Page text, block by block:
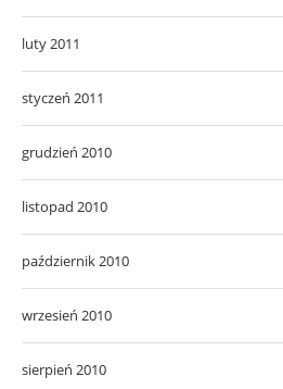
luty 2011
styczeń 2011
grudzień 2010
listopad 2010
październik 2010
wrzesień 2010
sierpień 2010